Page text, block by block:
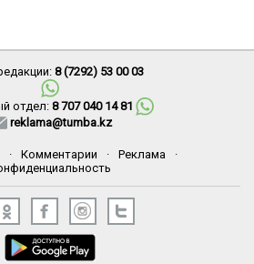
8 (7292) 53 00 03
отдел: 8 707 040 14 81
reklama@tumba.kz
· Комментарии · Реклама
·